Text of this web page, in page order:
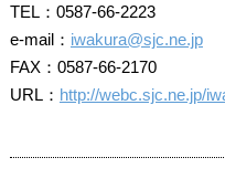
TEL：0587-66-2223
e-mail： iwakura@sjc.ne.jp
FAX：0587-66-2170
URL： http://webc.sjc.ne.jp/